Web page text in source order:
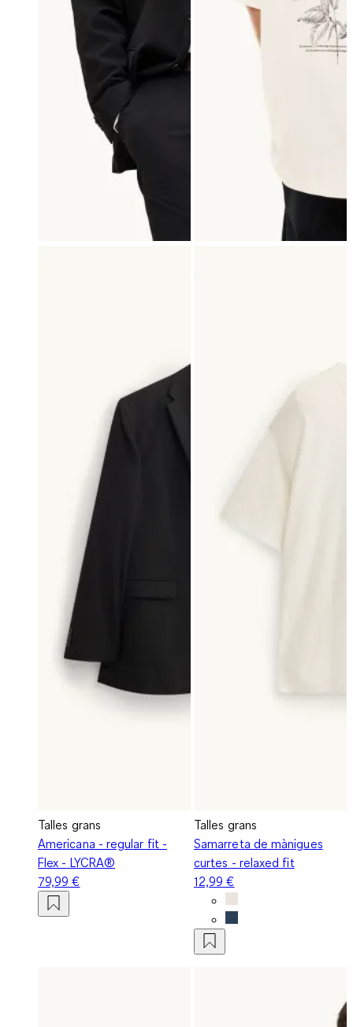
Talles grans
Americana - regular fit -
Flex - LYCRA®
79,99 €
Talles grans
Samarreta de mànigues
curtes - relaxed fit
12,99 €